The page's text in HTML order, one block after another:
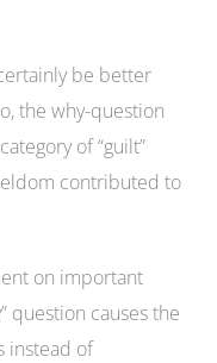
be better
the why-question
of “guilt”
contributed to
on important
question causes the
instead of